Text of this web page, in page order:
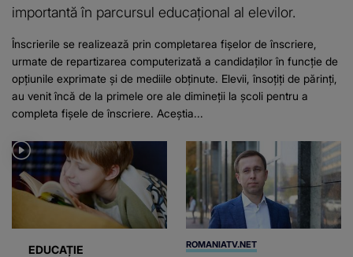
importantă în parcursul educațional al elevilor.
Înscrierile se realizează prin completarea fișelor de înscriere,
urmate de repartizarea computerizată a candidaților în funcție de
opțiunile exprimate și de mediile obținute. Elevii, însoțiți de părinți,
au venit încă de la primele ore ale dimineții la școli pentru a
completa fișele de înscriere. Aceștia...
EDUCAȚIE ROMANIATV.NET